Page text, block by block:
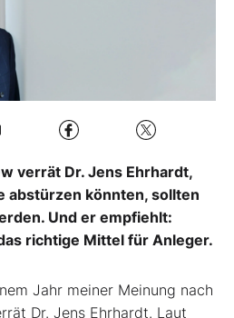
verrät Dr. Jens Ehrhardt,
abstürzen könnten, sollten
Und er empfiehlt:
richtige Mittel für Anleger.
Jahr meiner Meinung nach
Dr. Jens Ehrhardt. Laut